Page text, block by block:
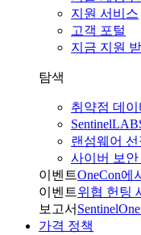
지원 서비스
고객 포털
지금 지원 받
탐색
취약점 데
랜섬웨어 선
사이버 보안
이벤트OneCon에
이벤트위협 헌팅
보고서
가격 정책